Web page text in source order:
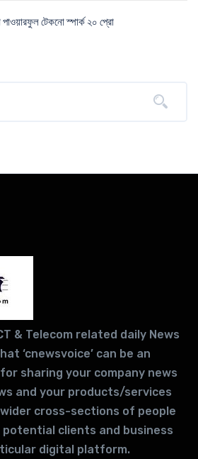
পাওয়ারফুল টেকনো স্পার্ক ২০ প্রো
& Telecom related daily News
‘cnewsvoice’ can be an
sharing your company news
and your products/services
cross-sections of people
potential clients and business
digital platform.